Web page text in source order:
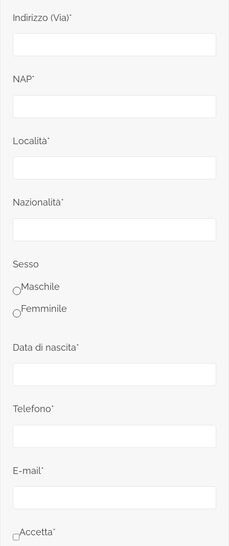
Indirizzo (Via)*
NAP*
Località*
Nazionalità*
Sesso
Maschile
Femminile
Data di nascita*
Telefono*
E-mail*
Accetta*